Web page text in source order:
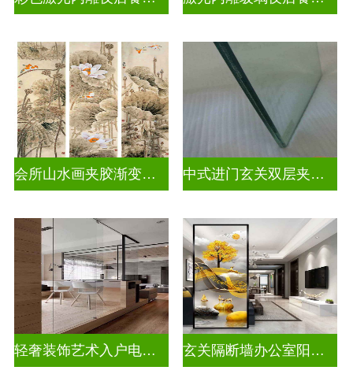
会所山水画夹胶渐变玻璃 中式进门玄关双层夹娟玻璃
轻奢装饰艺术入户电视玻璃背景墙 玄关隔断墙办公室阳台挡门玻璃背景墙